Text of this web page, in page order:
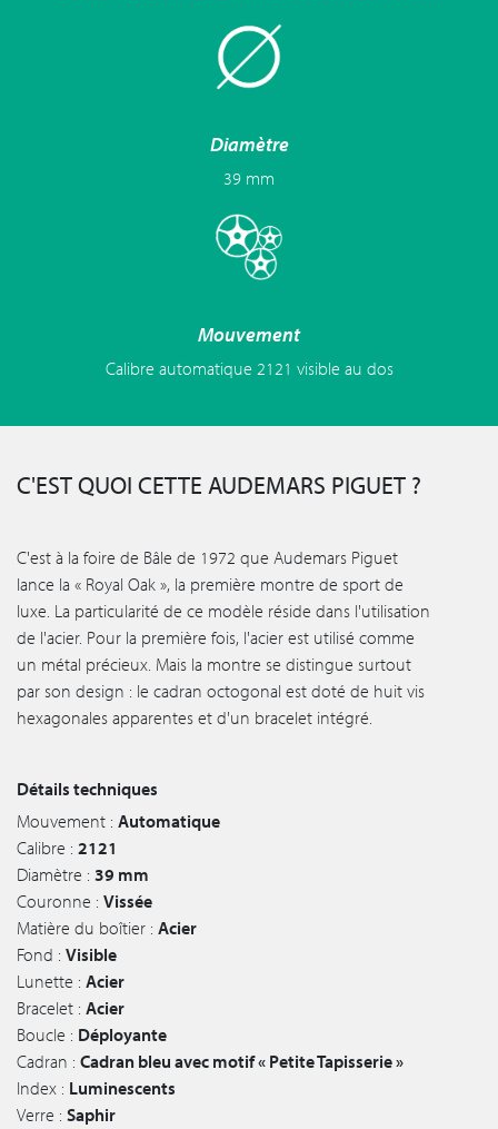
Diamètre
39 mm
Mouvement
Calibre automatique 2121 visible au dos
C'EST QUOI CETTE AUDEMARS PIGUET ?
C'est à la foire de Bâle de 1972 que Audemars Piguet
lance la « Royal Oak », la première montre de sport de
luxe. La particularité de ce modèle réside dans l'utilisation
de l'acier. Pour la première fois, l'acier est utilisé comme
un métal précieux. Mais la montre se distingue surtout
par son design : le cadran octogonal est doté de huit vis
hexagonales apparentes et d'un bracelet intégré.
Détails techniques
Mouvement : Automatique
Calibre : 2121
Diamètre : 39 mm
Couronne : Vissée
Matière du boîtier : Acier
Fond : Visible
Lunette : Acier
Bracelet : Acier
Boucle : Déployante
Cadran : Cadran bleu avec motif « Petite Tapisserie »
Index : Luminescents
Verre : Saphir